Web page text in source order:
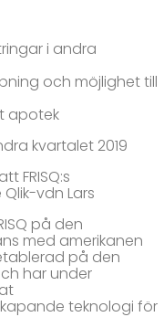
i andra
och möjlighet till
apotek
kvartalet 2019
FRISQ:s
vdn Lars
på den
med amerikanen
på den
har under
teknologi för